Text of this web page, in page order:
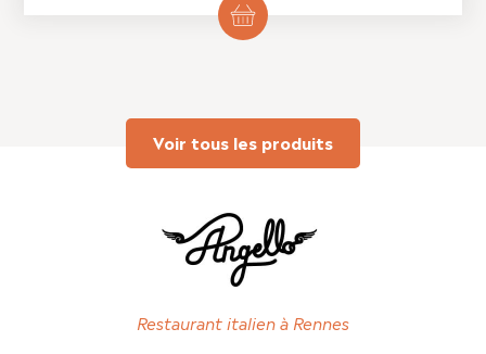
Voir tous les produits
Restaurant italien à Rennes